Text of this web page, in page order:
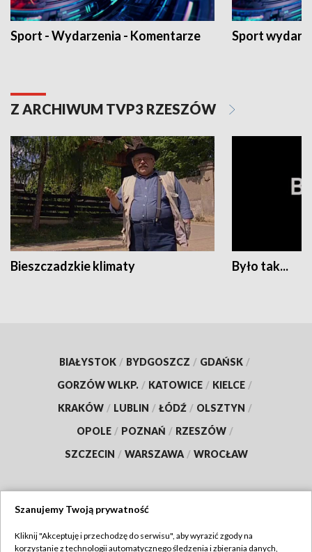
Sport - Wydarzenia - Komentarze Sport
Z ARCHIWUM TVP3 RZESZÓW
Bieszczadzkie klimaty Było tak...
BIAŁYSTOK / BYDGOSZCZ / GDAŃSK /
GORZÓW WLKP. / KATOWICE / KIELCE /
KRAKÓW / LUBLIN / ŁÓDŹ / OLSZTYN /
OPOLE / POZNAŃ / RZESZÓW /
SZCZECIN / WARSZAWA / WROCŁAW
Szanujemy Twoją prywatność
Kliknij "Akceptuję i przechodzę do serwisu", aby wyrazić zgody na
korzystanie z technologii automatycznego śledzenia i zbierania danych,